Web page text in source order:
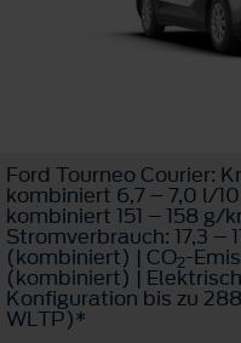
Ford Tourneo Courier:
kombiniert 6,7 – 7,0 l/
kombiniert 151 – 158 g/
Stromverbrauch: 17,3 –
(kombiniert) | CO2-
(kombiniert) |
Konfiguration bis zu
WLTP)*